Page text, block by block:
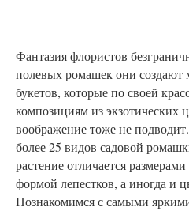
Фантазия флористов
полевых ромашек они создают
букетов, которые по своей
композициям из экзотических
воображение тоже не
более 25 видов садовой
растение отличается
формой лепестков, а иногда и
Познакомимся с самыми